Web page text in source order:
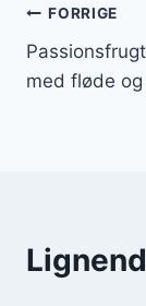
FORRIGE
med fløde